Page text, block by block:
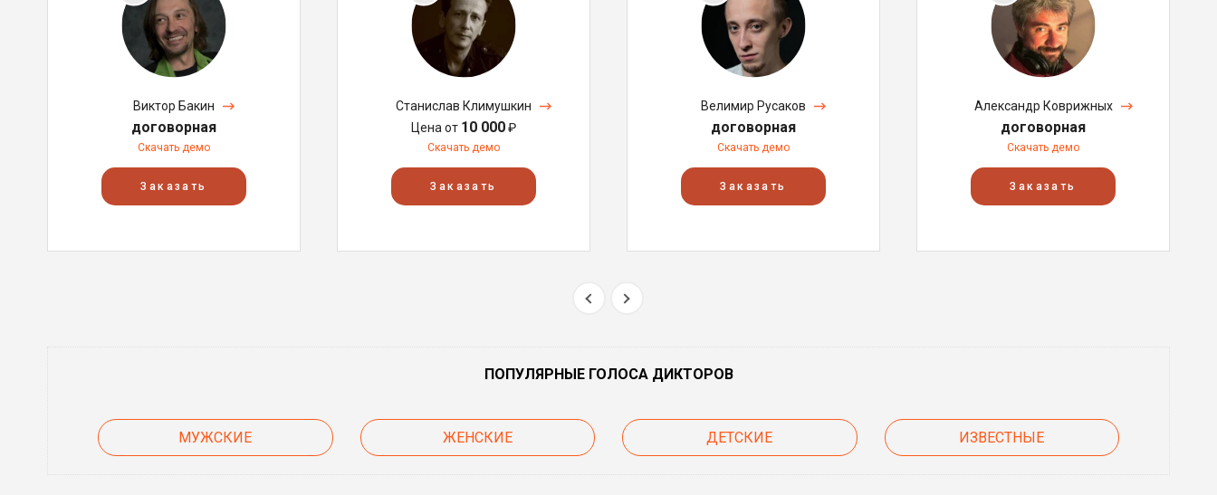
Виктор Бакин
договорная
Скачать демо
Заказать
Станислав Климушкин
Цена от 10 000₽
Скачать демо
Заказать
Велимир Русаков
договорная
Скачать демо
Заказать
Александр Коврижных
договорная
Скачать демо
Заказать
ПОПУЛЯРНЫЕ ГОЛОСА ДИКТОРОВ
МУЖСКИЕ ЖЕНСКИЕ ДЕТСКИЕ ИЗВЕСТНЫЕ